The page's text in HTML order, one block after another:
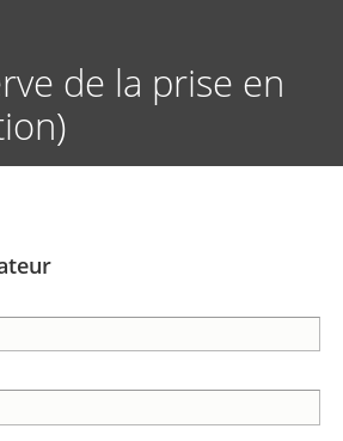
principal
de la prise en